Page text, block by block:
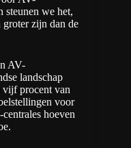
we het,
groter zijn dan de
AV-
landschap
vijf procent van
voor
hoeven